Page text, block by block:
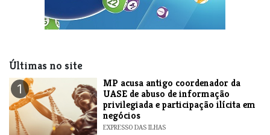
Últimas no site
1
MP acusa antigo coordenador da
UASE de abuso de informação
privilegiada e participação ilícita em
negócios
EXPRESSO DAS ILHAS